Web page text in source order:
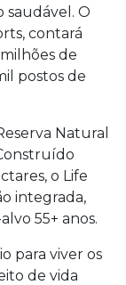
saudável. O
contará
de
postos de
Natural
o Life
integrada,
55+ anos.
para viver os
de vida